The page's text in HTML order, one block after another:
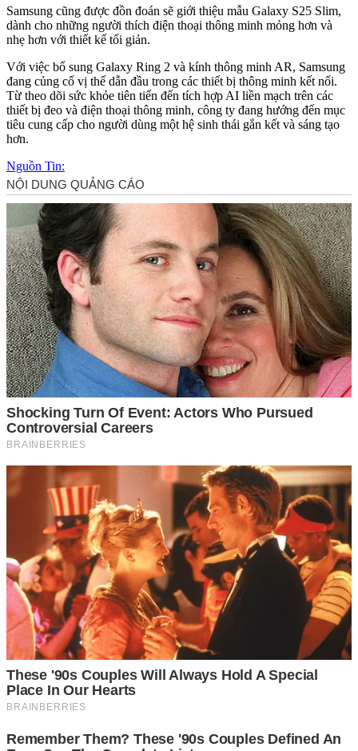
Samsung cũng được đồn đoán sẽ giới thiệu mẫu Galaxy S25 Slim,
dành cho những người thích điện thoại thông minh mỏng hơn và
nhẹ hơn với thiết kế tối giản.
Với việc bổ sung Galaxy Ring 2 và kính thông minh AR, Samsung
đang củng cố vị thế dẫn đầu trong các thiết bị thông minh kết nối.
Từ theo dõi sức khỏe tiên tiến đến tích hợp AI liền mạch trên các
thiết bị đeo và điện thoại thông minh, công ty đang hướng đến mục
tiêu cung cấp cho người dùng một hệ sinh thái gắn kết và sáng tạo
hơn.
Nguồn Tin: